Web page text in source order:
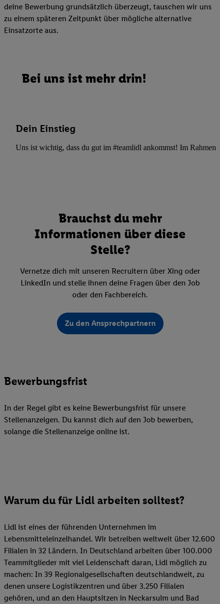
deine Bewerbung grundsätzlich überzeugt, tauschen wir uns
zu einem späteren Zeitpunkt über mögliche alternative
Einsatzorte aus.
Bei uns ist mehr drin!
Dein Einstieg
Uns ist wichtig, dass du gut im #teamlidl ankommst! Im Rahmen
Brauchst du mehr
Informationen über diese
Stelle?
Vernetze dich mit unseren Recruitern über Xing oder
LinkedIn und stelle ihnen deine Fragen über den Job
oder den Fachbereich.
Zu den Ansprechpartnern
Bewerbungsfrist
In der Regel gibt es keine Bewerbungsfrist für unsere
Stellenanzeigen. Du kannst dich auf den Job bewerben,
solange die Stellenanzeige online ist.
Warum du für Lidl arbeiten solltest?
Lidl ist eines der führenden Unternehmen im
Lebensmitteleinzelhandel. Wir betreiben weltweit über 12.600
Filialen in 32 Ländern. In Deutschland arbeiten über 100.000
Teammitglieder mit viel Leidenschaft daran, Lidl möglich zu
machen: In 39 Regionalgesellschaften deutschlandweit, zu
denen unsere Logistikzentren und über 3.250 Filialen
gehören, und an den Hauptsitzen in Neckarsulm und Bad